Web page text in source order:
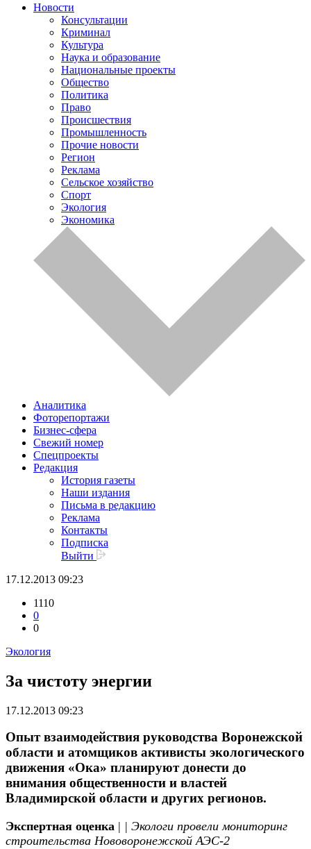
Новости
Консультации
Криминал
Культура
Наука и образование
Национальные проекты
Общество
Политика
Право
Происшествия
Промышленность
Прочие новости
Регион
Реклама
Сельское хозяйство
Спорт
Экология
Экономика
Аналитика
Фоторепортажи
Бизнес-сфера
Свежий номер
Спецпроекты
Редакция
История газеты
Наши издания
Письма в редакцию
Реклама
Контакты
Подписка
Выйти
17.12.2013 09:23
1110
0
0
Экология
За чистоту энергии
17.12.2013 09:23
Опыт взаимодействия руководства Воронежской
области и атомщиков активисты экологического
движения «Ока» планируют донести до
внимания общественности и властей
Владимирской области и других регионов.
Экспертная оценка | | Экологи провели мониторинг
строительства Нововоронежской АЭС-2